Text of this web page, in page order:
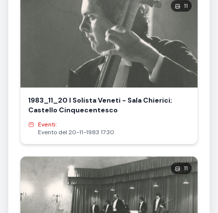
11
1983_11_20 I Solista Veneti - Sala Chierici;
Castello Cinquecentesco
Eventi:
Evento del 20-11-1983 17:30
11